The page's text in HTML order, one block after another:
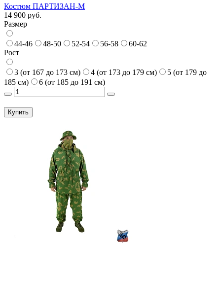
Костюм ПАРТИЗАН-М
14 900 руб.
Размер
44-46 48-50 52-54 56-58
60-62
Рост
3 (от 167 до 173 см) 4 (от 173 до 179 см)
5 (от 179 до
185 см)
6 (от 185 до 191 см)
Купить